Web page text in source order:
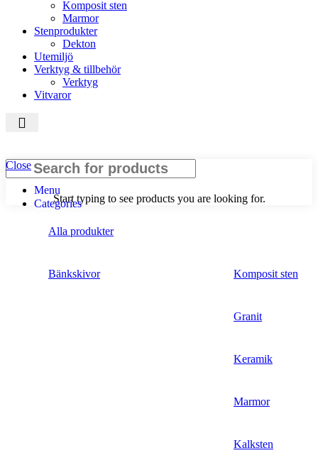
Komposit sten
Marmor
Stenprodukter
Dekton
Utemiljö
Verktyg & tillbehör
Verktyg
Vitvaror
Start typing to see products you are looking for.
Close
Menu
Categories
Alla produkter
Bänkskivor Komposit sten
Granit
Keramik
Marmor
Kalksten